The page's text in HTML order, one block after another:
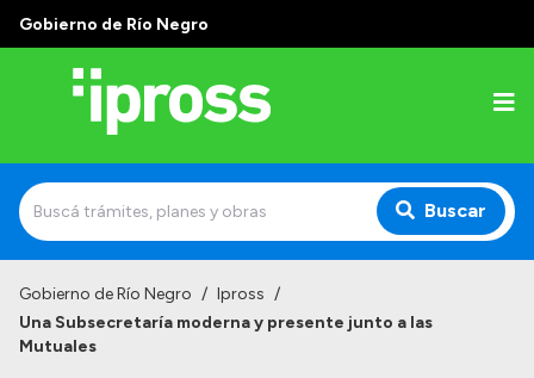
Gobierno de Río Negro
Buscar
Institucional
Gobierno de Río Negro / Ipross /
Una Subsecretaría moderna y presente junto a las
Mutuales